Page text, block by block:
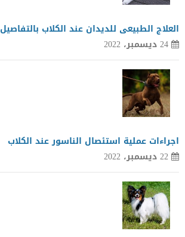
العلاج الطبيعى للديدان عند الكلاب بالتفاصيل
24 ديسمبر، 2022
اجراءات عملية استئصال الناسور عند الكلاب
22 ديسمبر، 2022